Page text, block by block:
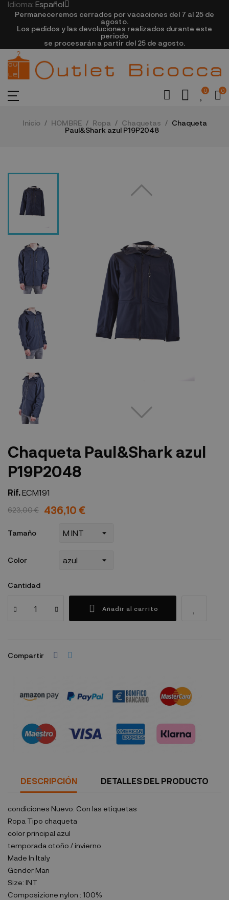
Idioma: Español
Permaneceremos cerrados por vacaciones del 7 al 25 de
agosto.
Los pedidos y las devoluciones realizados durante este
periodo
se procesarán a partir del 25 de agosto.
0 0
Inicio HOMBRE Ropa Chaquetas
Chaqueta
Paul&Shark azul P19P2048
Chaqueta Paul&Shark azul
P19P2048
Rif.ECM191
623,00 € 436,10 €
Tamaño
Color
Cantidad
Añadir al carrito
Compartir
DESCRIPCIÓN DETALLES DEL PRODUCTO
condiciones Nuevo: Con las etiquetas
Ropa Tipo chaqueta
color principal azul
temporada otoño / invierno
Made In Italy
Gender Man
Size: INT
Composizione nylon : 100%